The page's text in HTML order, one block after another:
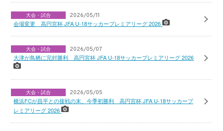
大会・試合 2026/05/11
会場変更 高円宮杯 JFA U-18サッカープレミアリーグ 2026
大会・試合 2026/05/07
大津が鳥栖に完封勝利 高円宮杯 JFA U-18サッカープレミアリーグ 2026
大会・試合 2026/05/05
横浜FCが昌平との接戦の末、今季初勝利 高円宮杯 JFA U-18サッカープ
レミアリーグ 2026